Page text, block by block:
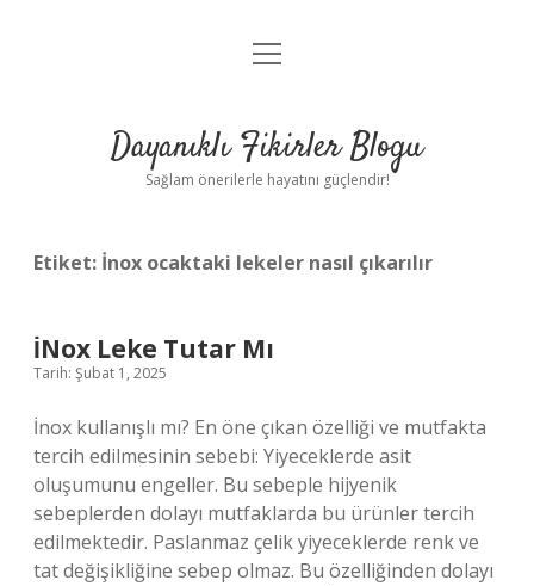
Anasayfa
Yasal Uyarı
menüyü
Dayanıklı Fikirler Blogu
Sağlam önerilerle hayatını güçlendir!
Etiket: İnox ocaktaki lekeler nasıl çıkarılır
İNox Leke Tutar Mı
Tarih: Şubat 1, 2025
İnox kullanışlı mı? En öne çıkan özelliği ve mutfakta
tercih edilmesinin sebebi: Yiyeceklerde asit
oluşumunu engeller. Bu sebeple hijyenik
sebeplerden dolayı mutfaklarda bu ürünler tercih
edilmektedir. Paslanmaz çelik yiyeceklerde renk ve
tat değişikliğine sebep olmaz. Bu özelliğinden dolayı